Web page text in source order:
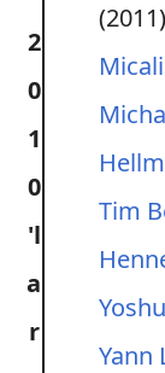
2
0
1
0
'l
a
r
(2011)
Micali
Tim
Yann